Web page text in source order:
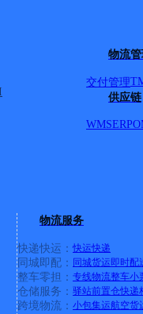
物流
交付管理
供应链
WMSERP
物流服务
快递快运： 快运快递
同城即配： 同城货运即时配
整车零担： 专线物流整车小
仓储服务： 驿站前置仓快递
跨境物流： 小包集运航空货
疆维吾尔自治区叶城县